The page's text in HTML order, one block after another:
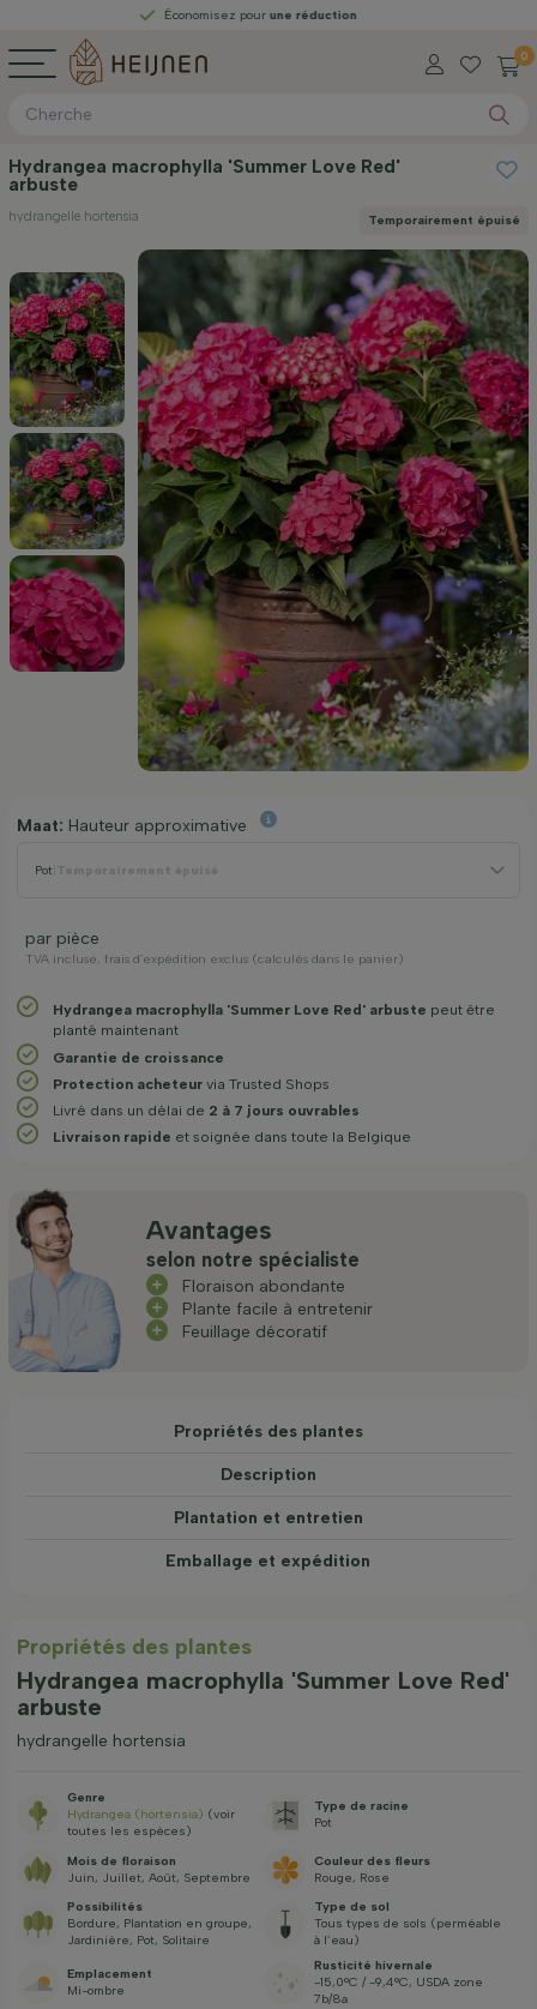
Économisez pourune réduction
0
Hydrangea macrophylla 'Summer Love Red'
arbuste
hydrangelle hortensia Temporairement épuisé
Maat: Hauteur approximative
Pot
par pièce
TVA incluse, frais d’expédition exclus (calculés dans le panier)
Hydrangea macrophylla 'Summer Love Red' arbuste peut être
planté maintenant
Garantie de croissance
Protection acheteur via Trusted Shops
Livré dans un délai de 2 à 7 jours ouvrables
Livraison rapide et soignée dans toute la Belgique
Avantages
selon notre spécialiste
Floraison abondante
Plante facile à entretenir
Feuillage décoratif
Propriétés des plantes
Description
Plantation et entretien
Emballage et expédition
Propriétés des plantes
Hydrangea macrophylla 'Summer Love Red'
arbuste
hydrangelle hortensia
Genre
Hydrangea (hortensia) (voir
toutes les espèces)
Type de racine
Pot
Mois de floraison
Juin, Juillet, Août, Septembre
Couleur des fleurs
Rouge, Rose
Possibilités
Bordure, Plantation en groupe,
Jardinière, Pot, Solitaire
Type de sol
Tous types de sols (perméable
à l’eau)
Emplacement
Mi-ombre
Rusticité hivernale
-15,0°C / -9,4°C, USDA zone
7b/8a